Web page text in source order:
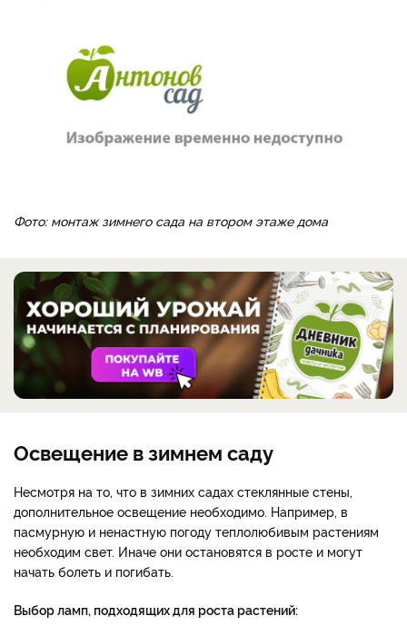
Фото: монтаж зимнего сада на втором этаже дома
Освещение в зимнем саду
Несмотря на то, что в зимних садах стеклянные стены,
дополнительное освещение необходимо. Например, в
пасмурную и ненастную погоду теплолюбивым растениям
необходим свет. Иначе они остановятся в росте и могут
начать болеть и погибать.
Выбор ламп, подходящих для роста растений: